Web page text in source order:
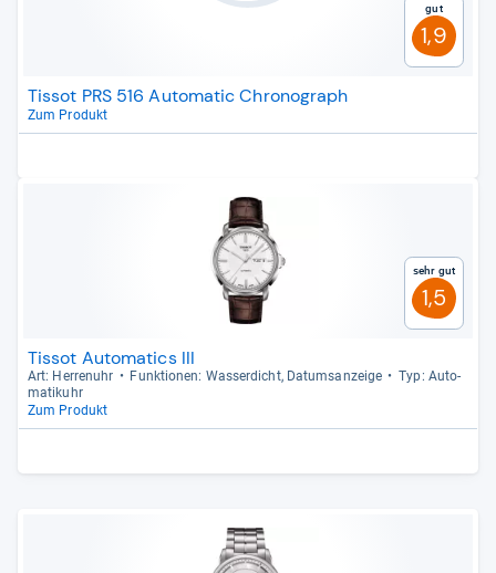
Gut
1,9
Tissot PRS 516 Automatic Chronograph
Zum Produkt
Sehr gut
1,5
Tissot Automatics III
Art: Her­ren­uhr Funk­tio­nen: Was­ser­dicht, Datums­an­zeige
Typ: Auto­
ma­ti­k­uhr
Zum Produkt